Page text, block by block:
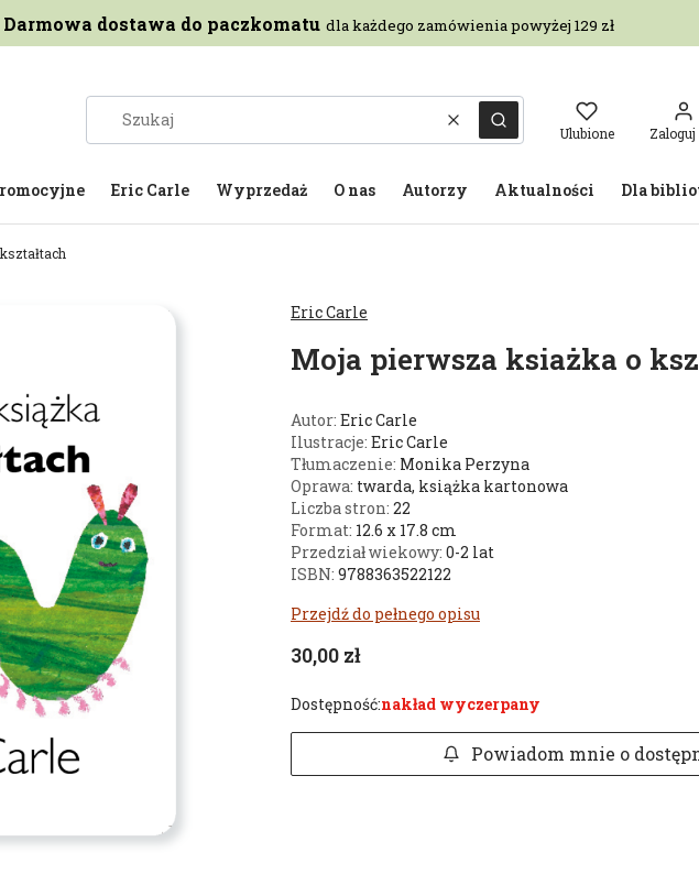
Darmowa dostawa do paczkomatu dla każdego zamówienia powyżej 129 zł
WyczyśćSzukaj Ulubione
Eric Carle Wyprzedaż O nas Autorzy Aktualności Dla
Eric Carle
Moja pierwsza ksiażka o
Autor: Eric Carle
Ilustracje: Eric Carle
Tłumaczenie: Monika Perzyna
Oprawa: twarda, książka kartonowa
Liczba stron: 22
Format: 12.6 x 17.8 cm
Przedział wiekowy: 0-2 lat
ISBN: 9788363522122
Przejdź do pełnego opisu
Cena
30,00 zł
Dostępność:nakład wyczerpany
Powiadom mnie o